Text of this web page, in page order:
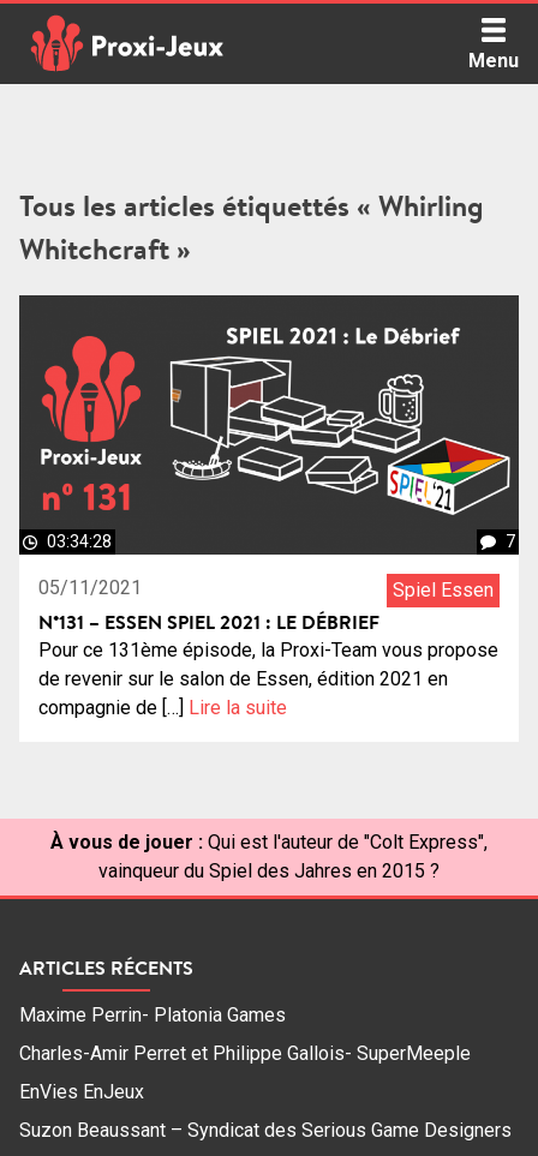
content
Menu
Tous les articles étiquettés « Whirling
Whitchcraft »
03:34:28 7
05/11/2021 Spiel Essen
N°131 – ESSEN SPIEL 2021 : LE DÉBRIEF
Pour ce 131ème épisode, la Proxi-Team vous propose
de revenir sur le salon de Essen, édition 2021 en
compagnie de […] Lire la suite
À vous de jouer : Qui est l'auteur de "Colt Express",
vainqueur du Spiel des Jahres en 2015 ?
ARTICLES RÉCENTS
Maxime Perrin- Platonia Games
Charles-Amir Perret et Philippe Gallois- SuperMeeple
EnVies EnJeux
Suzon Beaussant – Syndicat des Serious Game Designers